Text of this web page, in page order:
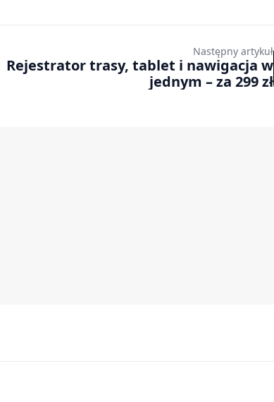
Następny artykuł
Rejestrator trasy, tablet i nawigacja w
jednym – za 299 zł